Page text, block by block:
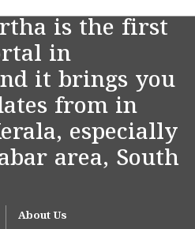
is the first
in
it brings you
from in
especially
area, South
About Us